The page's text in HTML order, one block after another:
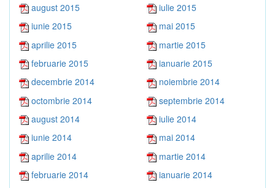
august 2015
iulie 2015
iunie 2015
mai 2015
aprilie 2015
martie 2015
februarie 2015
ianuarie 2015
decembrie 2014
noiembrie 2014
octombrie 2014
septembrie 2014
august 2014
iulie 2014
iunie 2014
mai 2014
aprilie 2014
martie 2014
februarie 2014
ianuarie 2014